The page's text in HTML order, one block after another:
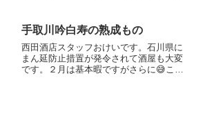
ねん）は、西暦（グレゴリオ暦）によ
る、...
手取川吟白寿の熟成もの
西田酒店スタッフおけいです。石川県に
まん延防止措置が発令されて酒屋も大変
です。２月は基本暇ですがさらに😅この